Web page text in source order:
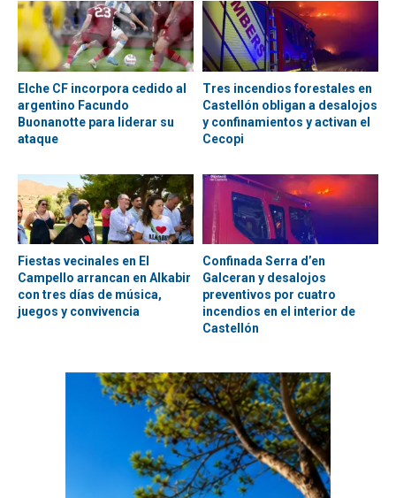
Elche CF incorpora cedido al
argentino Facundo
Buonanotte para liderar su
ataque
Tres incendios forestales en
Castellón obligan a desalojos
y confinamientos y activan el
Cecopi
Fiestas vecinales en El
Campello arrancan en Alkabir
con tres días de música,
juegos y convivencia
Confinada Serra d’en
Galceran y desalojos
preventivos por cuatro
incendios en el interior de
Castellón